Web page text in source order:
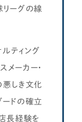
リーグの線
ティング
メーカー・
悪しき文化
ードの確立
長経験を